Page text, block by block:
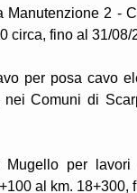
2 -
circa, fino al 31/08/
per posa cavo
Comuni di
per
al km. 18+300,